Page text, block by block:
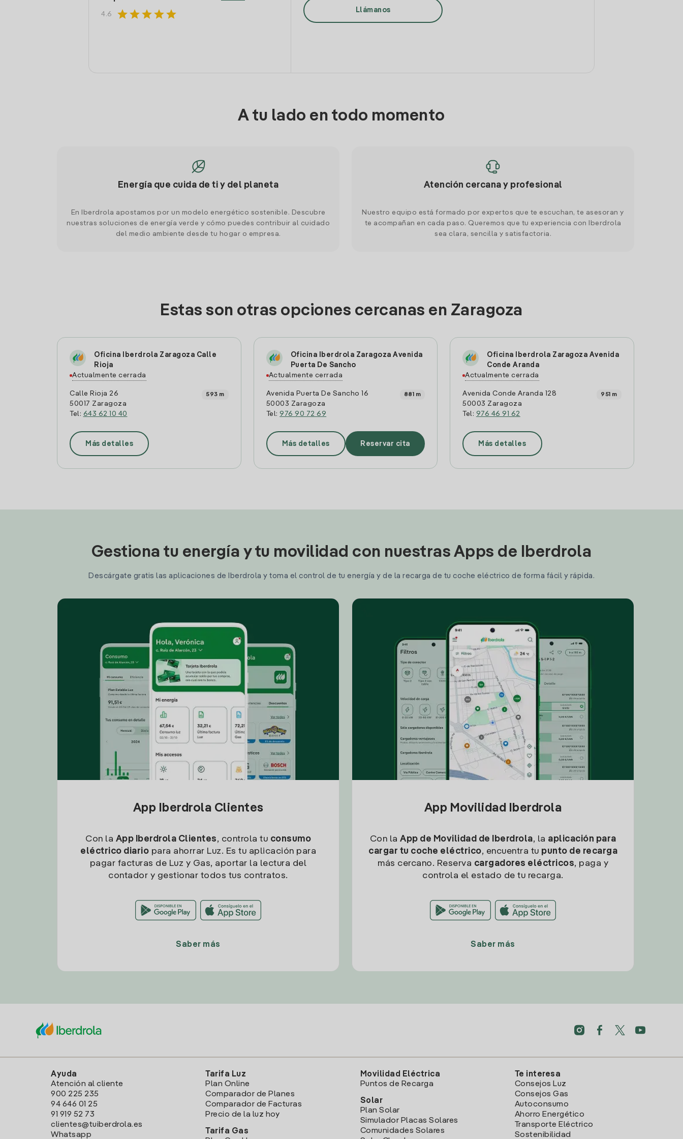
4.6 starstarstarstarstar
Llámanos
A tu lado en todo momento
Energía que cuida de ti y del planeta
En Iberdrola apostamos por un modelo energético sostenible. Descubre
nuestras soluciones de energía verde y cómo puedes contribuir al cuidado
del medio ambiente desde tu hogar o empresa.
Atención cercana y profesional
Nuestro equipo está formado por expertos que te escuchan, te asesoran y
te acompañan en cada paso. Queremos que tu experiencia con Iberdrola
sea clara, sencilla y satisfactoria.
Estas son otras opciones cercanas en Zaragoza
Oficina Iberdrola Zaragoza Calle
Rioja
Actualmente cerrada
Calle Rioja 26
50017 Zaragoza
Tel: 643 62 10 40
593 m
Más detalles
Oficina Iberdrola Zaragoza Avenida
Puerta De Sancho
Actualmente cerrada
Avenida Puerta De Sancho 16
50003 Zaragoza
Tel:976 90 72 69
881 m
Más detalles Reservar cita
Oficina Iberdrola Zaragoza Avenida
Conde Aranda
Actualmente cerrada
Avenida Conde Aranda 128
50003 Zaragoza
Tel: 976 46 91 62
951 m
Más detalles
Gestiona tu energía y tu movilidad con nuestras Apps de Iberdrola
Descárgate gratis las aplicaciones de Iberdrola y toma el control de tu energía y de la recarga de tu coche eléctrico de forma fácil y rápida.
App Iberdrola Clientes
Con la App Iberdrola Clientes, controla tu consumo
eléctrico diario para ahorrar Luz. Es tu aplicación para
pagar facturas de Luz y Gas, aportar la lectura del
contador y gestionar todos tus contratos.
Saber más
App Movilidad Iberdrola
Con la App de Movilidad de Iberdrola, la aplicación para
cargar tu coche eléctrico, encuentra tu punto de recarga
más cercano. Reserva cargadores eléctricos, paga y
controla el estado de tu recarga.
Saber más
Ayuda
Atención al cliente
900 225 235
94 646 01 25
91 919 52 73
clientes@tuiberdrola.es
Whatsapp
Tarifa Luz
Plan Online
Comparador de Planes
Comparador de Facturas
Precio de la luz hoy
Tarifa Gas
Movilidad Eléctrica
Puntos de Recarga
Solar
Plan Solar
Simulador Placas Solares
Comunidades Solares
Te interesa
Consejos Luz
Consejos Gas
Autoconsumo
Ahorro Energético
Transporte Eléctrico
Sostenibilidad